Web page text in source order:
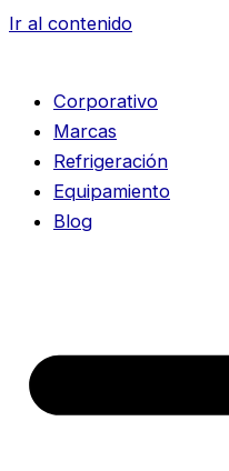
Ir al contenido
Corporativo
Marcas
Refrigeración
Equipamiento
Blog